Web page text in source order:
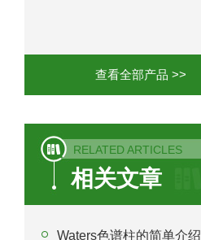
查看全部产品 >>
RELATED ARTICLES
相关文章
Waters色谱柱的简单介绍